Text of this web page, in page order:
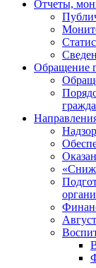
Отчеты,
Обращение